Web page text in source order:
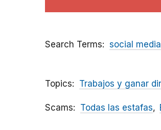
Search Terms social media
Topics Trabajos y ganar
Scams Todas las estafas